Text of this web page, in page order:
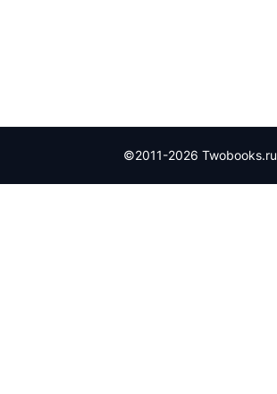
©2011-2026 Twobooks.ru